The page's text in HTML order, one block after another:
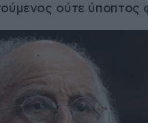
ούτε ύποπτος